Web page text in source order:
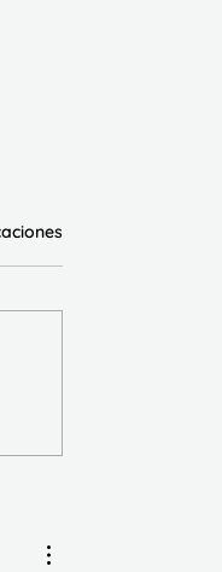
la sílaba